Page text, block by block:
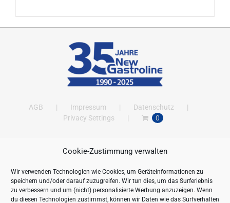
Cookie-Zustimmung verwalten
Wir verwenden Technologien wie Cookies, um Geräteinformationen zu
speichern und/oder darauf zuzugreifen. Wir tun dies, um das Surferlebnis
zu verbessern und um (nicht) personalisierte Werbung anzuzeigen. Wenn
du diesen Technologien zustimmst, können wir Daten wie das Surfverhalten
AGB Impressum
Datenschutz
Privacy Settings
0
ANSCHRIFT
New Gastroline GmbH
Barthestraße 115
18356 Barth